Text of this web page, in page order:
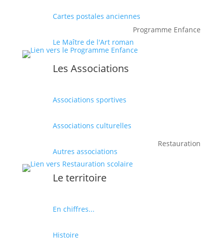
Cartes postales anciennes
Le Maître de l'Art roman
Les Associations
Associations sportives
Associations culturelles
Autres associations
Le territoire
En chiffres...
Histoire
Programme Enfance
Restauration